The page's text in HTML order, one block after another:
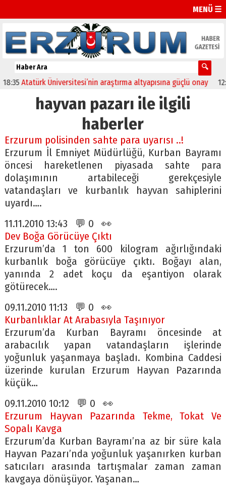
MENÜ ☰
Atatürk Üniversitesi’nin araştırma altyapısına güçlü onay 12:04
hayvan pazarı ile ilgili
haberler
Erzurum polisinden sahte para uyarısı ..!
Erzurum İl Emniyet Müdürlüğü, Kurban Bayramı
öncesi hareketlenen piyasada sahte para
dolaşımının artabileceği gerekçesiyle
vatandaşları ve kurbanlık hayvan sahiplerini
uyardı….
11.11.2010 13:43 💬 0 👀
Dev Boğa Görücüye Çıktı
Erzurum’da 1 ton 600 kilogram ağırlığındaki
kurbanlık boğa görücüye çıktı. Boğayı alan,
yanında 2 adet koçu da eşantiyon olarak
götürecek….
09.11.2010 11:13 💬 0 👀
Kurbanlıklar At Arabasıyla Taşınıyor
Erzurum’da Kurban Bayramı öncesinde at
arabacılık yapan vatandaşların işlerinde
yoğunluk yaşanmaya başladı. Kombina Caddesi
üzerinde kurulan Erzurum Hayvan Pazarında
küçük…
09.11.2010 10:12 💬 0 👀
Erzurum Hayvan Pazarında Tekme, Tokat Ve
Sopalı Kavga
Erzurum’da Kurban Bayramı’na az bir süre kala
Hayvan Pazarı’nda yoğunluk yaşanırken kurban
satıcıları arasında tartışmalar zaman zaman
kavgaya dönüşüyor. Yaşanan…